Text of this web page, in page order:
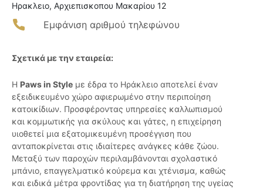
Ηρακλειο, Αρχιεπισκοπου Μακαρίου 12
Εμφάνιση αριθμού τηλεφώνου
Σχετικά με την εταιρεία:
Η Paws in Style με έδρα το Ηράκλειο αποτελεί έναν
εξειδικευμένο χώρο αφιερωμένο στην περιποίηση
κατοικίδιων. Προσφέροντας υπηρεσίες καλλωπισμού
και κομμωτικής για σκύλους και γάτες, η επιχείρηση
υιοθετεί μια εξατομικευμένη προσέγγιση που
ανταποκρίνεται στις ιδιαίτερες ανάγκες κάθε ζώου.
Μεταξύ των παροχών περιλαμβάνονται σχολαστικό
μπάνιο, επαγγελματικό κούρεμα και χτένισμα, καθώς
και ειδικά μέτρα φροντίδας για τη διατήρηση της υγείας